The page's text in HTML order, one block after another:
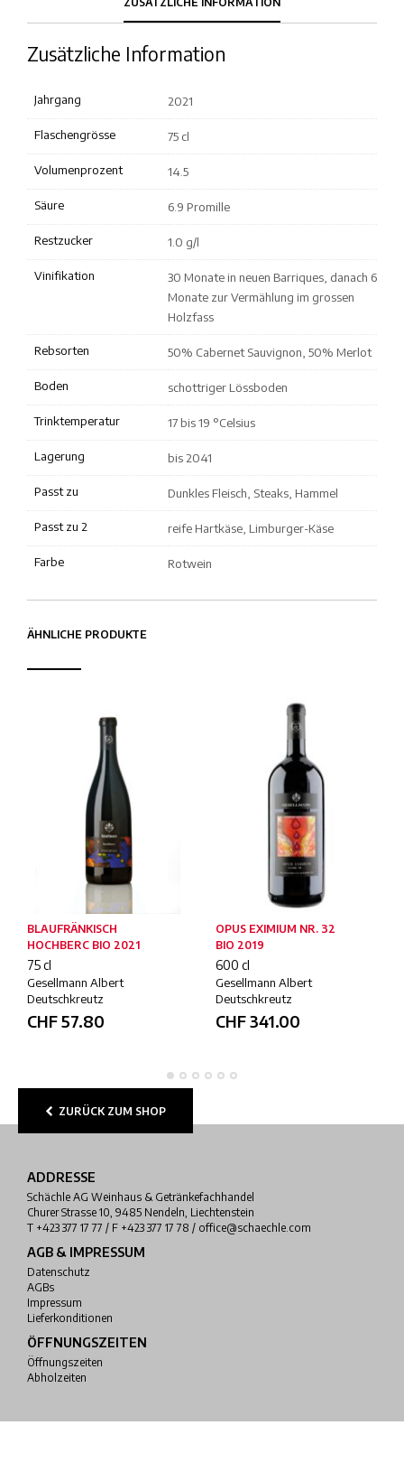
Zusätzliche Information
Jahrgang 2021
Flaschengrösse 75 cl
Volumenprozent 14.5
Säure 6.9 Promille
Restzucker 1.0 g/l
Vinifikation
30 Monate in neuen Barriques, danach 6
Monate zur Vermählung im grossen
Holzfass
Rebsorten 50% Cabernet Sauvignon, 50% Merlot
Boden schottriger Lössboden
Trinktemperatur 17 bis 19 °Celsius
Lagerung bis 2041
Passt zu Dunkles Fleisch, Steaks, Hammel
Passt zu 2 reife Hartkäse, Limburger-Käse
Farbe Rotwein
ÄHNLICHE PRODUKTE
BLAUFRÄNKISCH
HOCHBERC BIO 2021
75 cl
Gesellmann Albert
Deutschkreutz
CHF57.80
OPUS EXIMIUM NR. 32
BIO 2019
600 cl
Gesellmann Albert
Deutschkreutz
CHF341.00
ZURÜCK ZUM SHOP
ADDRESSE
Schächle AG Weinhaus & Getränkefachhandel
Churer Strasse 10, 9485 Nendeln, Liechtenstein
T +423 377 17 77 / F +423 377 17 78 / office@schaechle.com
AGB & IMPRESSUM
Datenschutz
AGBs
Impressum
Lieferkonditionen
ÖFFNUNGSZEITEN
Öffnungszeiten
Abholzeiten